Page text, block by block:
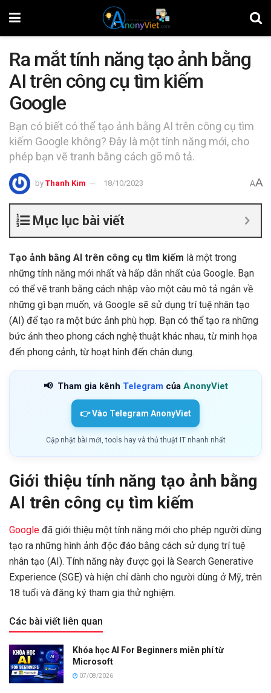
Ra mắt tính năng tạo ảnh bằng
AI trên công cụ tìm kiếm
Google
Bạn có biết có thể tạo ảnh bằng AI trên công cụ tìm
kiếm Google không? Đây là một tính năng mới, cho
phép bạn vẽ tranh bằng cách gõ mô tả.
by Thanh Kim 18/10/2023 AA
Mục lục bài viết
Tạo ảnh bằng AI trên công cụ tìm kiếm là một trong
những tính năng mới nhất và hấp dẫn nhất của Google. Bạn
có thể vẽ tranh bằng cách nhập vào một câu mô tả ngắn về
những gì bạn muốn, và Google sẽ sử dụng trí tuệ nhân tạo
(AI) để tạo ra một bức ảnh phù hợp. Bạn có thể tạo ra những
bức ảnh theo phong cách nghệ thuật khác nhau, từ minh họa
đến phong cảnh, từ hoạt hình đến chân dung.
📢 Tham gia kênh Telegram của AnonyViet
👉 Vào Telegram AnonyViet
Cập nhật bài mới, tools hay và thủ thuật IT nhanh nhất
Giới thiệu tính năng tạo ảnh bằng
AI trên công cụ tìm kiếm
Google đã giới thiệu một tính năng mới cho phép người dùng
tạo ra những hình ảnh độc đáo bằng cách sử dụng trí tuệ
nhân tạo (AI). Tính năng này được gọi là Search Generative
Experience (SGE) và hiện chỉ dành cho người dùng ở Mỹ, trên
18 tuổi và đăng ký tham gia thử nghiệm.
Các bài viết liên quan
Khóa học AI For Beginners miễn phí từ
Microsoft
07/08/2026